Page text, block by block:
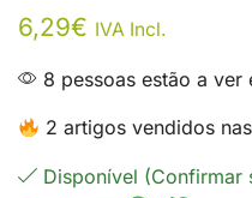
6,29€ IVA Incl.
8 pessoas estão a ver
2 artigos vendidos
Disponível